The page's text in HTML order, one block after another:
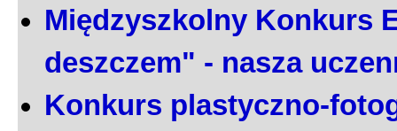
Międzyszkolny Konkurs
deszczem" - nasza
Konkurs plastyczno-